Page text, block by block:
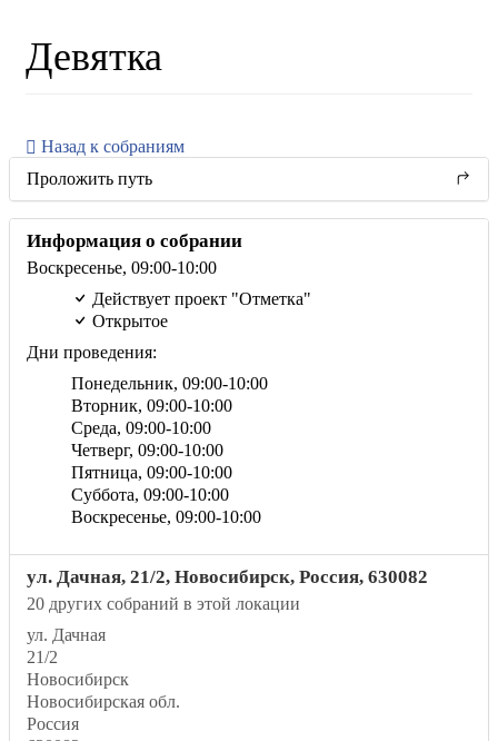
Девятка
Назад к собраниям
Проложить путь
Информация о собрании
Воскресенье, 09:00-10:00
Действует проект "Отметка"
Открытое
Дни проведения:
Понедельник, 09:00-10:00
Вторник, 09:00-10:00
Среда, 09:00-10:00
Четверг, 09:00-10:00
Пятница, 09:00-10:00
Суббота, 09:00-10:00
Воскресенье, 09:00-10:00
ул. Дачная, 21/2, Новосибирск, Россия, 630082
20 других собраний в этой локации
ул. Дачная
21/2
Новосибирск
Новосибирская обл.
Россия